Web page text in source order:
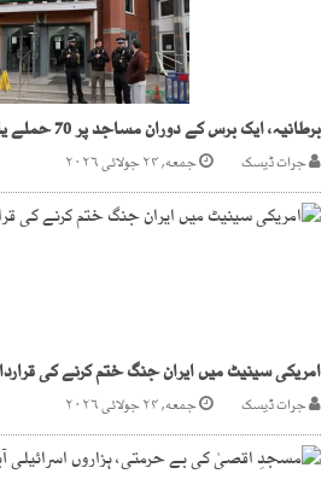
برطانیہ، ایک برس کے دوران مساجد پر 70 حملے یا نفرت انگیز واقعات
جرات ڈیسک جمعه, ۲۴ جولائی ۲۰۲۶
امریکی سینیٹ میں ایران جنگ ختم کرنے کی
جرات ڈیسک جمعه, ۲۴ جولائی ۲۰۲۶